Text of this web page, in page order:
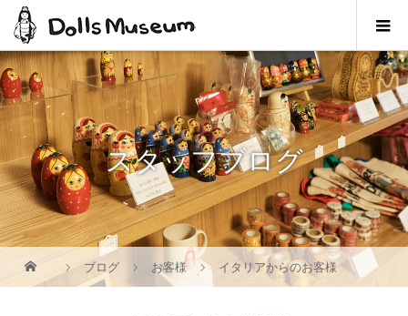
スタッフブログ
ブログ お客様 イタリアからのお客様